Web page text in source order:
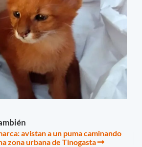
avistan a un puma caminando
zona urbana de Tinogasta